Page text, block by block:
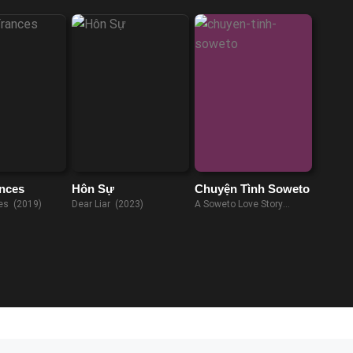
(2019)
Hôn Sự
Dear Liar (2023)
Chuyện Tình Soweto
A Soweto Love Story